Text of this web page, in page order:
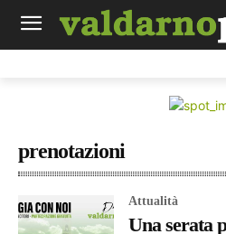
prenotazioni
Attualità
Una serata